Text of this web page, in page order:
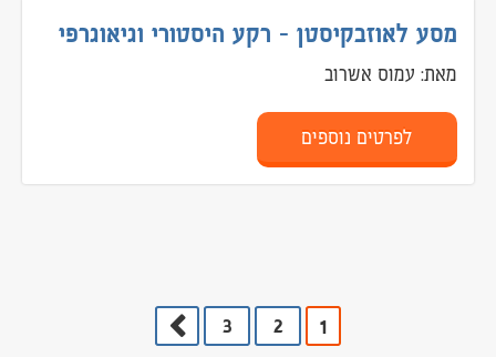
מסע לאוזבקיסטן - רקע היסטורי וגיאוגרפי
מאת: עמוס אשרוב
לפרטים נוספים
1
2
3